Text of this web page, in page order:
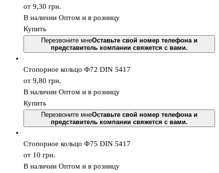
от 9,30 грн.
В наличии Оптом и в розницу
Купить
Перезвоните мнеОставьте свой номер телефона и
представитель компании свяжется с вами.
Стопорное кольцо Ф72 DIN 5417
от 9,80 грн.
В наличии Оптом и в розницу
Купить
Перезвоните мнеОставьте свой номер телефона и
представитель компании свяжется с вами.
Стопорное кольцо Ф75 DIN 5417
от 10 грн.
В наличии Оптом и в розницу